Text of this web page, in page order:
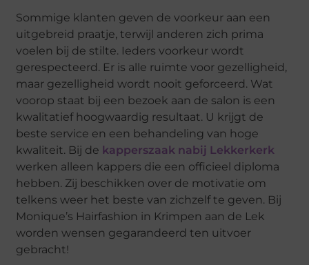
Sommige klanten geven de voorkeur aan een
uitgebreid praatje, terwijl anderen zich prima
voelen bij de stilte. Ieders voorkeur wordt
gerespecteerd. Er is alle ruimte voor gezelligheid,
maar gezelligheid wordt nooit geforceerd. Wat
voorop staat bij een bezoek aan de salon is een
kwalitatief hoogwaardig resultaat. U krijgt de
beste service en een behandeling van hoge
kwaliteit. Bij de kapperszaak nabij Lekkerkerk
werken alleen kappers die een officieel diploma
hebben. Zij beschikken over de motivatie om
telkens weer het beste van zichzelf te geven. Bij
Monique’s Hairfashion in Krimpen aan de Lek
worden wensen gegarandeerd ten uitvoer
gebracht!